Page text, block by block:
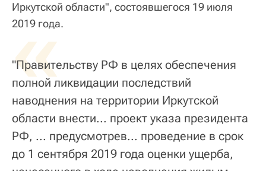
Иркутской области", состоявшегося 19 июля
2019 года.
«
"Правительству РФ в целях обеспечения
полной ликвидации последствий
наводнения на территории Иркутской
области внести... проект указа президента
РФ, ... предусмотрев... проведение в срок
до 1 сентября 2019 года оценки ущерба,